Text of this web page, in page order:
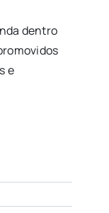
dentro
e